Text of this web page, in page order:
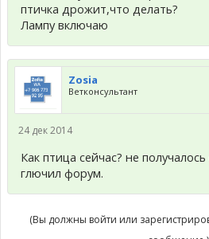
птичка дрожит,что делать?
Лампу включаю
Zosia
Ветконсультант
24 дек 2014
Как птица сейчас? не
глючил форум.
(Вы должны войти или